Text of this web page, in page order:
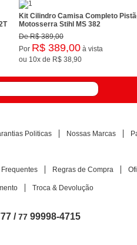
Kit Cilindro Camisa Completo
Motosserra Stihl MS 382
DeR$ 389,00
Por R$ 389,00 à vista
ou 10x de R$ 38,90
Politicas Nossas Marcas
Regras de Compra
Troca & Devolução
/77 99998-4715